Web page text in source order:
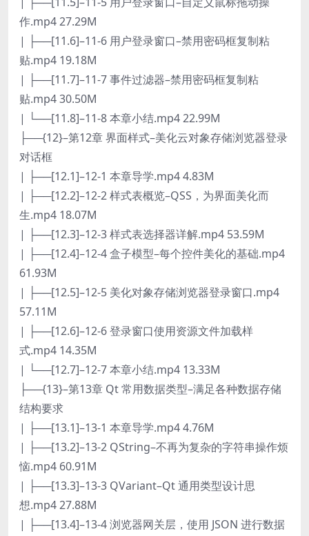
作.mp4 27.29M
| ├──[11.6]–11-6 用户登录窗口–禁用密码框复制粘
贴.mp4 19.18M
| ├──[11.7]–11-7 事件过滤器–禁用密码框复制粘
贴.mp4 30.50M
| └──[11.8]–11-8 本章小结.mp4 22.99M
├──{12}–第12章 界面样式–美化云对象存储浏览器登录
对话框
| ├──[12.1]–12-1 本章导学.mp4 4.83M
| ├──[12.2]–12-2 样式表概览–QSS，为界面美化而
生.mp4 18.07M
| ├──[12.3]–12-3 样式表选择器详解.mp4 53.59M
| ├──[12.4]–12-4 盒子模型–每个控件美化的基础.mp4
61.93M
| ├──[12.5]–12-5 美化对象存储浏览器登录窗口.mp4
57.11M
| ├──[12.6]–12-6 登录窗口使用资源文件加载样
式.mp4 14.35M
| └──[12.7]–12-7 本章小结.mp4 13.33M
├──{13}–第13章 Qt 常用数据类型–满足各种数据存储
结构要求
| ├──[13.1]–13-1 本章导学.mp4 4.76M
| ├──[13.2]–13-2 QString–不再为复杂的字符串操作烦
恼.mp4 60.91M
| ├──[13.3]–13-3 QVariant–Qt 通用类型设计思
想.mp4 27.88M
| ├──[13.4]–13-4 浏览器网关层，使用 JSON 进行数据